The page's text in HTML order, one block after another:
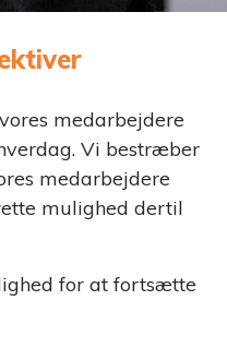
medarbejdere
Vi bestræber
medarbejdere
mulighed dertil
for at fortsætte